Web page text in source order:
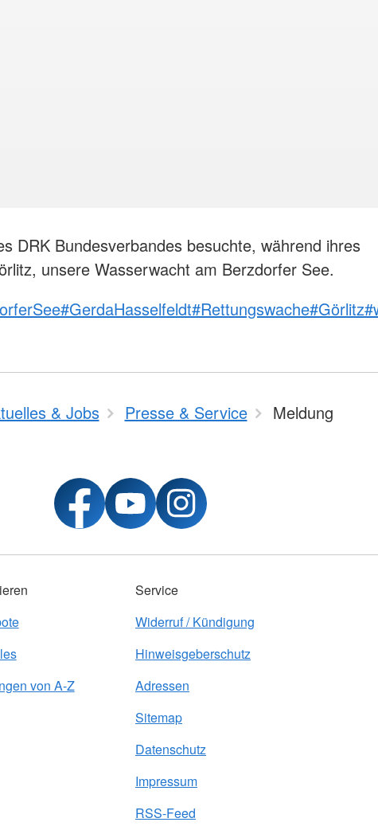
DRK Bundesverbandes besuchte, während ihres
unsere Wasserwacht am Berzdorfer See.
#GerdaHasselfeldt#Rettungswache#Görlitz
& Jobs Presse & Service Meldung
von A-Z
Service
Widerruf / Kündigung
Hinweisgeberschutz
Adressen
Sitemap
Datenschutz
Impressum
RSS-Feed